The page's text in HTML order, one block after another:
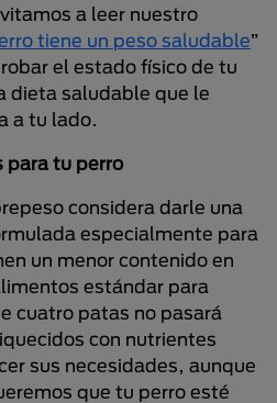
a leer nuestro
tiene un peso saludable”
el estado físico de tu
dieta saludable que le
a tu lado.
para tu perro
considera darle una
especialmente para
un menor contenido en
estándar para
cuatro patas no pasará
con nutrientes
sus necesidades, aunque
que tu perro esté